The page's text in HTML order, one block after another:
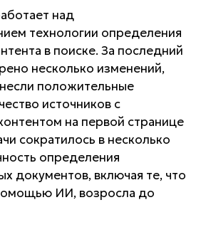
над
технологии определения
в поиске. За последний
несколько изменений,
положительные
источников с
на первой странице
сократилось в несколько
определения
документов, включая те, что
ИИ, возросла до